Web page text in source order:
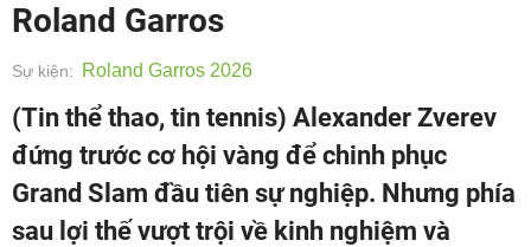
Roland Garros
Sự kiện: Roland Garros 2026
(Tin thể thao, tin tennis) Alexander Zverev
đứng trước cơ hội vàng để chinh phục
Grand Slam đầu tiên sự nghiệp. Nhưng phía
sau lợi thế vượt trội về kinh nghiệm và